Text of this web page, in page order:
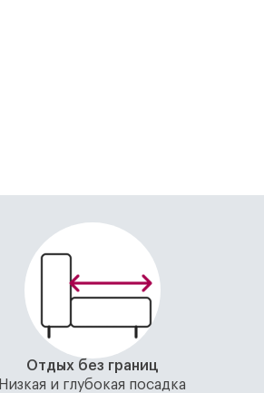
Отдых без границ
Низкая и глубокая посадка